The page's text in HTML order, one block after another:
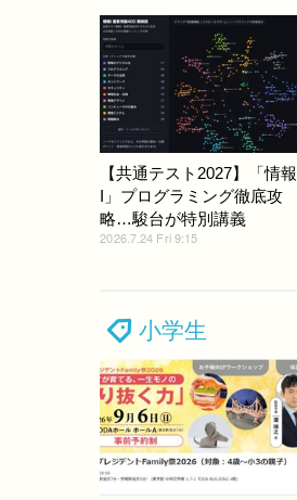
【共通テスト2027】「情報
I」プログラミング徹底攻
略…駿台が特別講義
2026.7.24 Fri 9:15
小学生